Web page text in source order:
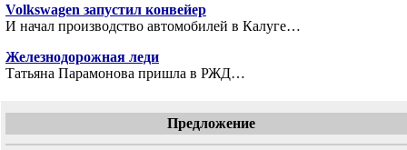
Volkswagen запустил конвейер
И начал производство автомобилей в Калуге…
Железнодорожная леди
Татьяна Парамонова пришла в РЖД…
Предложение